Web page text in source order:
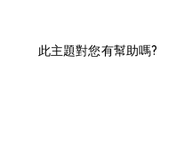
此主題對您有幫助嗎?